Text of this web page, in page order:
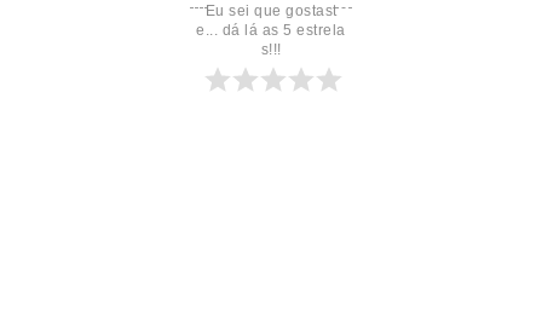
Eu sei que gostast
e... dá lá as 5 estrela
s!!!